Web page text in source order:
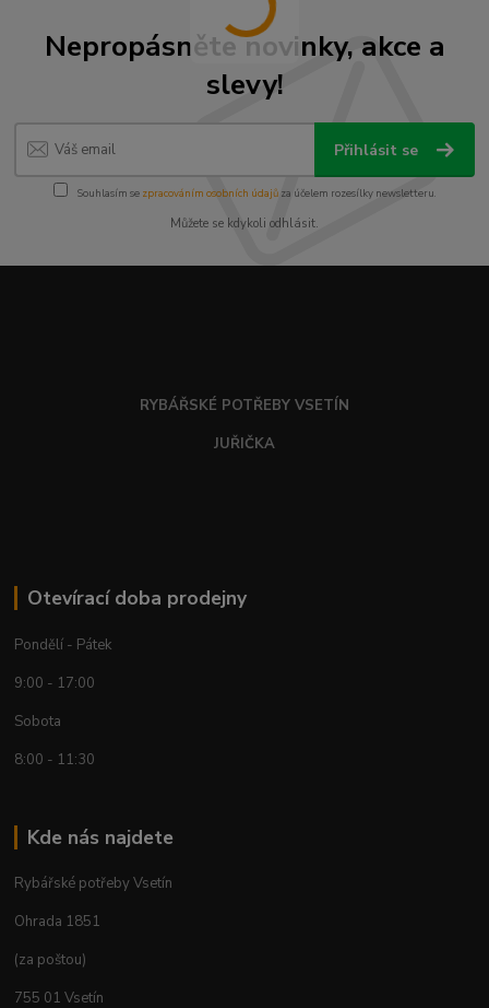
Nepropásněte novinky, akce a
slevy!
Přihlásit se
Souhlasím se zpracováním osobních údajůza účelem rozesílky newsletteru.
Můžete se kdykoli odhlásit.
RYBÁŘSKÉ POTŘEBY VSETÍN
JUŘIČKA
Otevírací doba prodejny
Pondělí - Pátek
9:00 - 17:00
Sobota
8:00 - 11:30
Kde nás najdete
Rybářské potřeby Vsetín
Ohrada 1851
(za poštou)
755 01 Vsetín